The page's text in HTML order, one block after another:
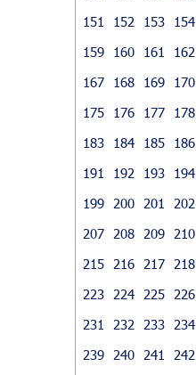
151
152 153 154
159
160 161 162
167
168 169 170
175
176 177 178
183
184 185 186
191
192 193 194
199
200 201 202
207
208 209 210
215
216 217 218
223
224 225 226
231
232 233 234
239
240 241 242